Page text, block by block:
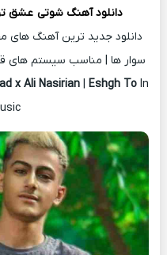
دانلود آهنگ شوتی عشق
دانلود جدید ترین آهنگ های
سوار ها | مناسب سیستم های
x Ali Nasirian Eshgh To In